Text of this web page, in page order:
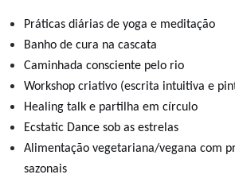
Práticas diárias de yoga e meditação
Banho de cura na cascata
Caminhada consciente pelo rio
Workshop criativo (escrita intuitiva e
Healing talk e partilha em círculo
Ecstatic Dance sob as estrelas
Alimentação vegetariana/vegana com
sazonais